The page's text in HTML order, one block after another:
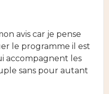
avis car je pense
le programme il est
accompagnent les
sans pour autant